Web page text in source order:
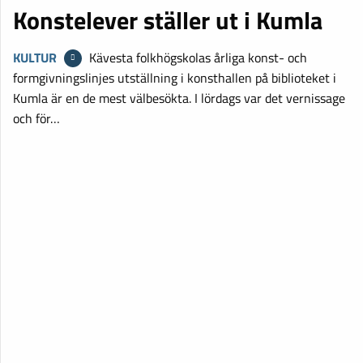
Konstelever ställer ut i Kumla
KULTUR
Kävesta folkhögskolas årliga konst- och
formgivningslinjes utställning i konsthallen på biblioteket i
Kumla är en de mest välbesökta. I lördags var det vernissage
och för…